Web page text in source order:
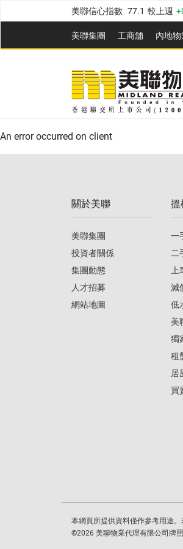
美聯信心指數 77.1 較上週
全港樓價指數 149.1 較上週
港島樓價指數 157.4 較上週
九龍樓價指數 156.4 較上週
新界樓價指數 134.8 較上週
美聯信心指數 77.1 較上週
美聯集團 工商舖 內地物
全港樓價指數 149.1 較上週
美聯信心指數 較上週
An error occurred on client
關於美聯
美聯集團
投資者關係
集團動態
人才招募
網站地圖
搵
一
二
上
減
低
美
獨
租
居
買
本網頁所提供資料僅作參考用途
©2026 美聯物業代理有限公司牌